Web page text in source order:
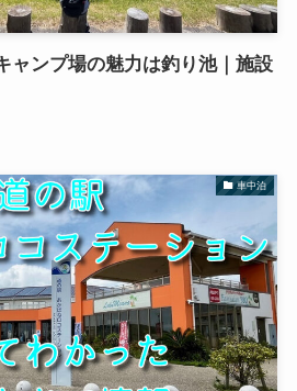
ャンプ場の魅力は釣り池｜施設
車中泊